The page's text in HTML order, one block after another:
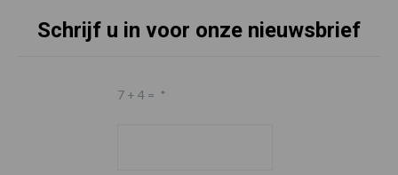
Schrijf u in voor onze nieuwsbrief
7 + 4 = *